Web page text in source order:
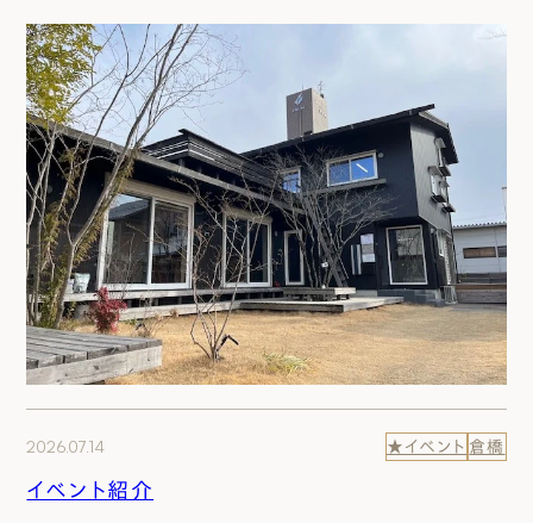
2026.07.14 ★イベント 倉橋
イベント紹介